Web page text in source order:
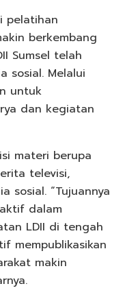
pelatihan
berkembang
Sumsel telah
sosial. Melalui
untuk
dan kegiatan
materi berupa
televisi,
sosial. “Tujuannya
dalam
LDII di tengah
mempublikasikan
makin